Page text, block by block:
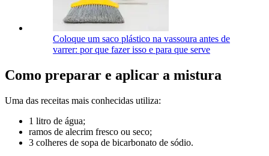
Coloque um saco plástico na vassoura antes de
varrer: por que fazer isso e para que serve
Como preparar e aplicar a mistura
Uma das receitas mais conhecidas utiliza:
1 litro de água;
ramos de alecrim fresco ou seco;
3 colheres de sopa de bicarbonato de sódio.